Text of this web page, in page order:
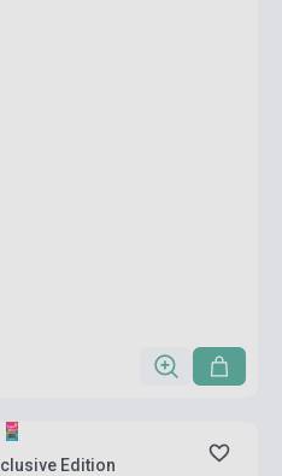
Edition